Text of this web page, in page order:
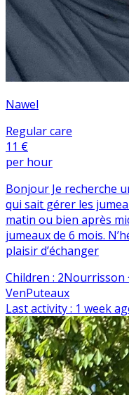
Nawel
Regular care
11 €
per hour
Bonjour Je recherche
qui sait gérer les
matin ou bien après
jumeaux de 6 mois.
plaisir d’échanger
Children : 2Nourrisson
VenPuteaux
Last activity: 1 week